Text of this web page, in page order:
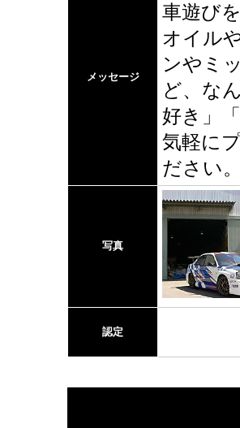
メッセージ
車遊び
オイル
ンやミ
ど、な
好き」
気軽に
ださい
写真
認定